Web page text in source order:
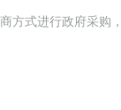
方式进行政府采